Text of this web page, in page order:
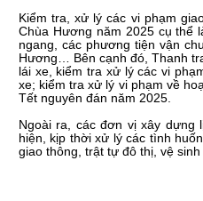
Kiểm tra, xử lý các vi phạm
Chùa Hương năm 2025 cụ thể
ngang, các phương tiện vận
Hương… Bên cạnh đó, Thanh
lái xe, kiểm tra xử lý các vi
xe; kiểm tra xử lý vi phạm về
Tết nguyên đán năm 2025.
Ngoài ra, các đơn vị xây
hiện, kịp thời xử lý các tình
giao thông, trật tự đô thị, vệ